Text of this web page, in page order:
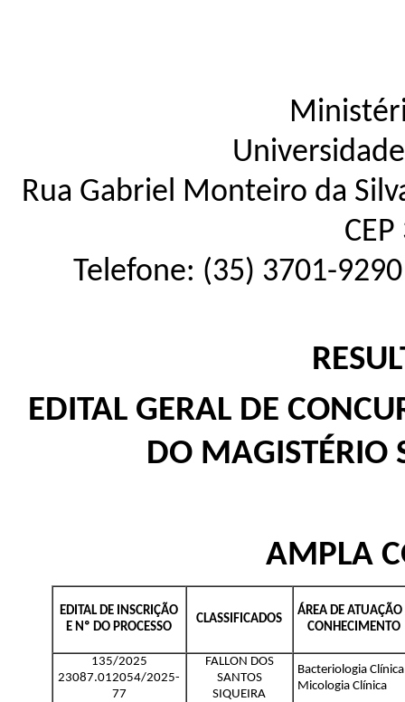
Rua Gabriel Monteiro da
Telefone: (35) 3701-
EDITAL GERAL DE
DO MAGISTÉRIO
AMPLA
EDITAL DE INSCRIÇÃO
E Nº DO PROCESSO
CLASSIFICADOS
ÁREA DE
CONHECIMENTO
135/2025
23087.012054/2025-
77
FALLON DOS
SANTOS
SIQUEIRA
Bacteriologia
Micologia Clínica